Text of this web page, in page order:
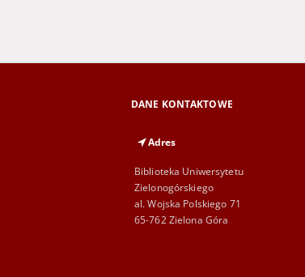
DANE KONTAKTOWE
Adres
Biblioteka Uniwersytetu
Zielonogórskiego
al. Wojska Polskiego 71
65-762 Zielona Góra